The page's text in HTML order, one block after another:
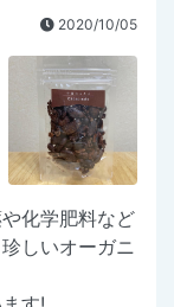
2020/10/05
化学肥料など
しいオーガニ